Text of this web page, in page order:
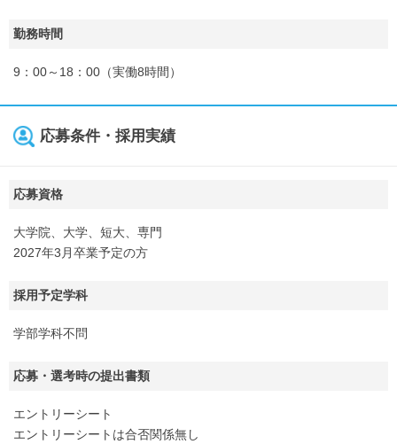
勤務時間
9：00～18：00（実働8時間）
応募条件・採用実績
応募資格
大学院、大学、短大、専門
2027年3月卒業予定の方
採用予定学科
学部学科不問
応募・選考時の提出書類
エントリーシート
エントリーシートは合否関係無し